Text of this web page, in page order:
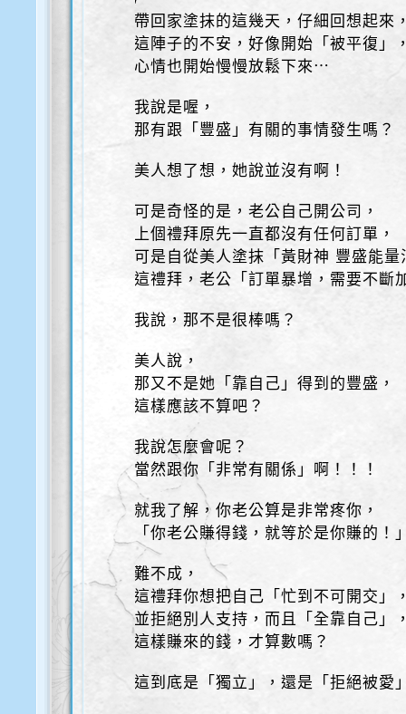
帶回家塗抹的這幾天，仔細回想起來
這陣子的不安，好像開始「被平復」
心情也開始慢慢放鬆下來⋯
我說是喔，
那有跟「豐盛」有關的事情發生嗎？
美人想了想，她說並沒有啊！
可是奇怪的是，老公自己開公司，
上個禮拜原先一直都沒有任何訂單，
可是自從美人塗抹「黃財神 豐盛能量
這禮拜，老公「訂單暴增，需要不斷
我說，那不是很棒嗎？
美人說，
那又不是她「靠自己」得到的豐盛，
這樣應該不算吧？
我說怎麼會呢？
當然跟你「非常有關係」啊！！！
就我了解，你老公算是非常疼你，
「你老公賺得錢，就等於是你賺的！
難不成，
這禮拜你想把自己「忙到不可開交」
並拒絕別人支持，而且「全靠自己」
這樣賺來的錢，才算數嗎？
這到底是「獨立」，還是「拒絕被愛